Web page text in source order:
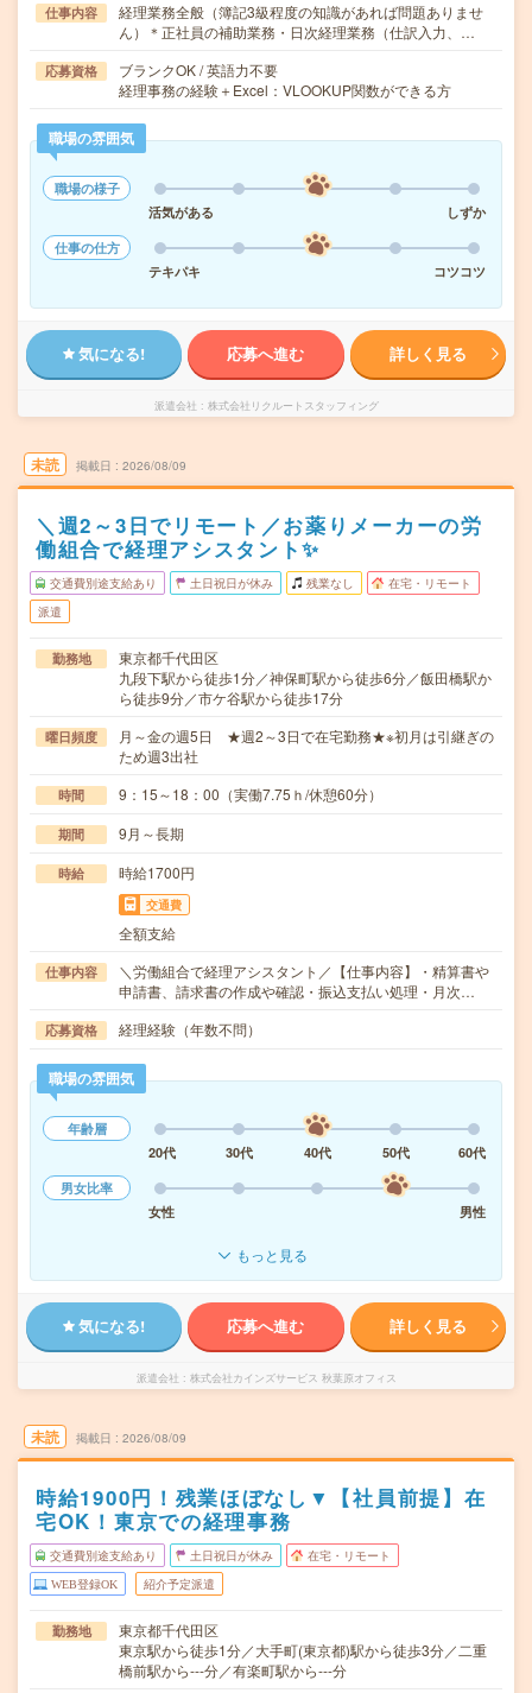
仕事内容
経理業務全般（簿記3級程度の知識があれば問題ありませ
ん）＊正社員の補助業務・日次経理業務（仕訳入力、…
応募資格
ブランクOK / 英語力不要
経理事務の経験＋Excel：VLOOKUP関数ができる方
職場の雰囲気
職場の様子
活気がある
しずか
仕事の仕方
テキパキ
コツコツ
気になる! 応募へ進む 詳しく見る
派遣会社 株式会社リクルートスタッフィング
未読 掲載日 2026/08/09
＼週2～3日でリモート／お薬りメーカーの労
働組合で経理アシスタント✨
交通費別途支給あり 土日祝日が休み 残業なし 在宅・リモート
派遣
勤務地
東京都千代田区
九段下駅から徒歩1分／神保町駅から徒歩6分／飯田橋駅か
ら徒歩9分／市ケ谷駅から徒歩17分
曜日頻度
月～金の週5日 ★週2～3日で在宅勤務★※初月は引継ぎの
ため週3出社
時間 9：15～18：00（実働7.75ｈ/休憩60分）
期間 9月～長期
時給 時給1700円
交通費
全額支給
仕事内容
＼労働組合で経理アシスタント／【仕事内容】・精算書や
申請書、請求書の作成や確認・振込支払い処理・月次…
応募資格 経理経験（年数不問）
職場の雰囲気
年齢層
20代
30代 40代 50代
60代
男女比率
女性
男性
もっと見る
気になる! 応募へ進む 詳しく見る
派遣会社 株式会社カインズサービス 秋葉原オフィス
未読 掲載日 2026/08/09
時給1900円！残業ほぼなし▼【社員前提】在
宅OK！東京での経理事務
交通費別途支給あり 土日祝日が休み 在宅・リモート
WEB登録OK 紹介予定派遣
勤務地
東京都千代田区
東京駅から徒歩1分／大手町(東京都)駅から徒歩3分／二重
橋前駅から---分／有楽町駅から---分